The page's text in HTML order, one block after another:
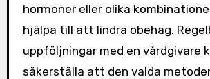
hormoner eller olika
hjälpa till att lindra obehag.
uppföljningar med en vårdgivare
säkerställa att den valda